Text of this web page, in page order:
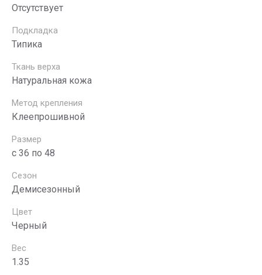
Отсутствует
Подкладка
Типика
Ткань верха
Натуральная кожа
Метод крепления
Клеепрошивной
Размер
с 36 по 48
Сезон
Демисезонный
Цвет
Черный
Вес
1.35